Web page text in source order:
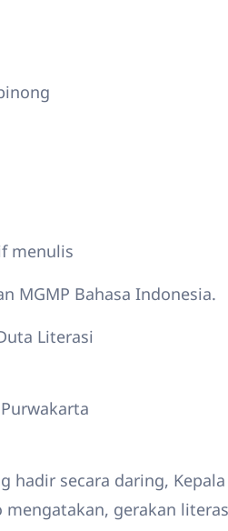
menulis
MGMP Bahasa Indonesia.
Literasi
hadir secara daring,
mengatakan, gerakan